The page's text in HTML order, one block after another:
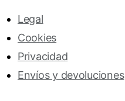
Legal
Cookies
Privacidad
Envíos y devoluciones